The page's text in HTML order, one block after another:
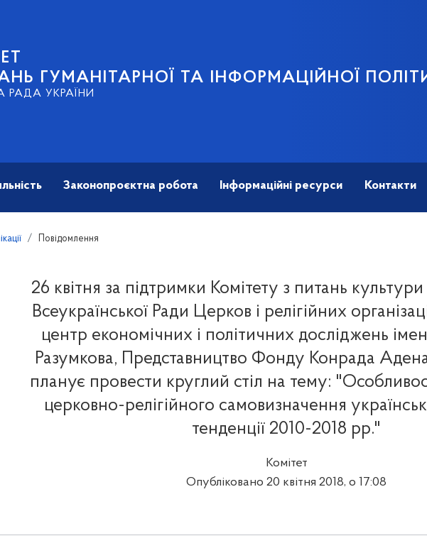
ГУМАНІТАРНОЇ ТА ІНФОРМАЦІЙНОЇ
РАДА УКРАЇНИ
Законопроєктна робота Інформаційні ресурси Контакти
Повідомлення
26 квітня за підтримки Комітету з питань культури
Всеукраїнської Ради Церков і релігійних
центр економічних і політичних досліджень
Разумкова, Представництво Фонду Конрада
планує провести круглий стіл на тему:
церковно-релігійного самовизначення
тенденції 2010-2018 рр."
Комітет
Опубліковано 20 квітня 2018, о 17:08